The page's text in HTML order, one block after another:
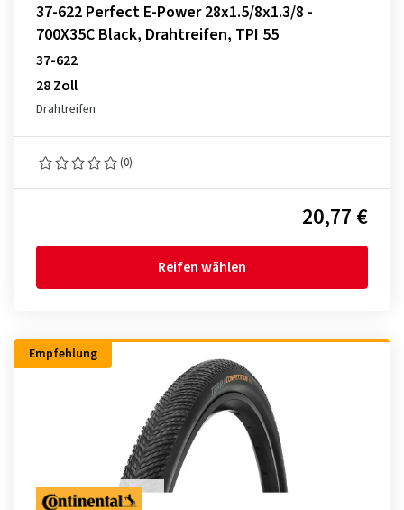
37-622 Perfect E-Power 28x1.5/8x1.3/8 -
700X35C Black, Drahtreifen, TPI 55
37-622
28 Zoll
Drahtreifen
(0)
20,77 €
Reifen wählen
Empfehlung